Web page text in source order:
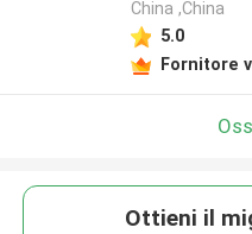
China ,China
5.0
Fornitore
Ottieni il